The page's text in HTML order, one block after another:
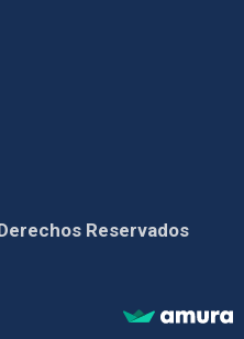
Reservados